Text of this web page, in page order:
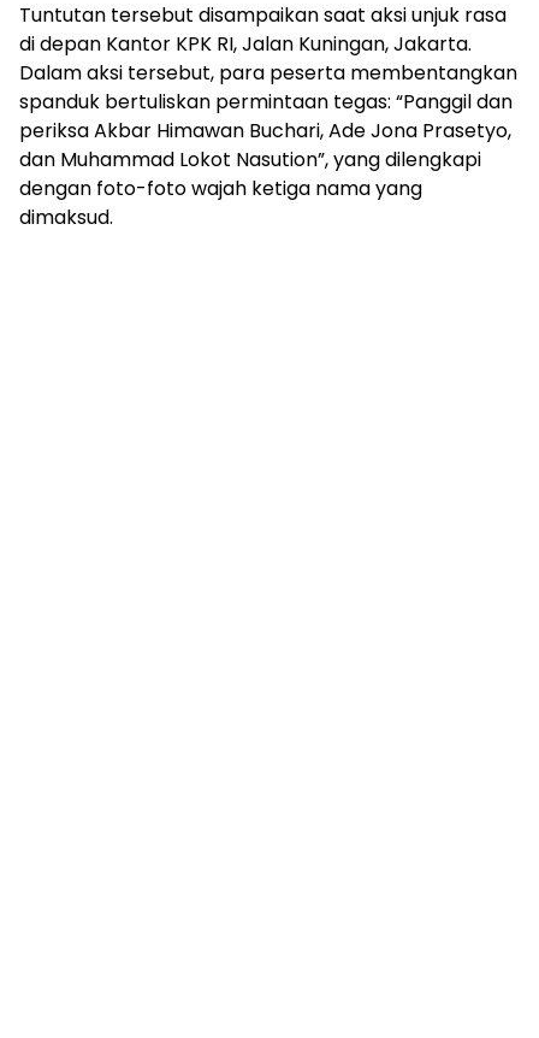
Tuntutan tersebut disampaikan saat aksi unjuk rasa
di depan Kantor KPK RI, Jalan Kuningan, Jakarta.
Dalam aksi tersebut, para peserta membentangkan
spanduk bertuliskan permintaan tegas: “Panggil dan
periksa Akbar Himawan Buchari, Ade Jona Prasetyo,
dan Muhammad Lokot Nasution”, yang dilengkapi
dengan foto-foto wajah ketiga nama yang
dimaksud.